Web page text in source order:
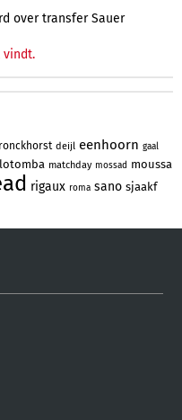
over transfer Sauer
vindt.
deijl eenhoorn gaal
lotomba matchday mossad moussa
rigaux roma sano sjaakf